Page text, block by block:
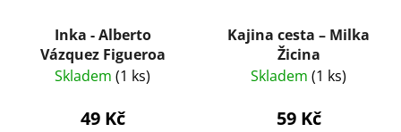
Inka - Alberto
Vázquez Figueroa
Skladem (1 ks)
49 Kč
Kajina cesta – Milka
Žicina
Skladem (1 ks)
59 Kč